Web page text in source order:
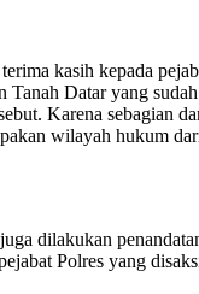
kasih kepada
Tanah Datar yang
Karena sebagian
wilayah hukum
dilakukan
Polres yang